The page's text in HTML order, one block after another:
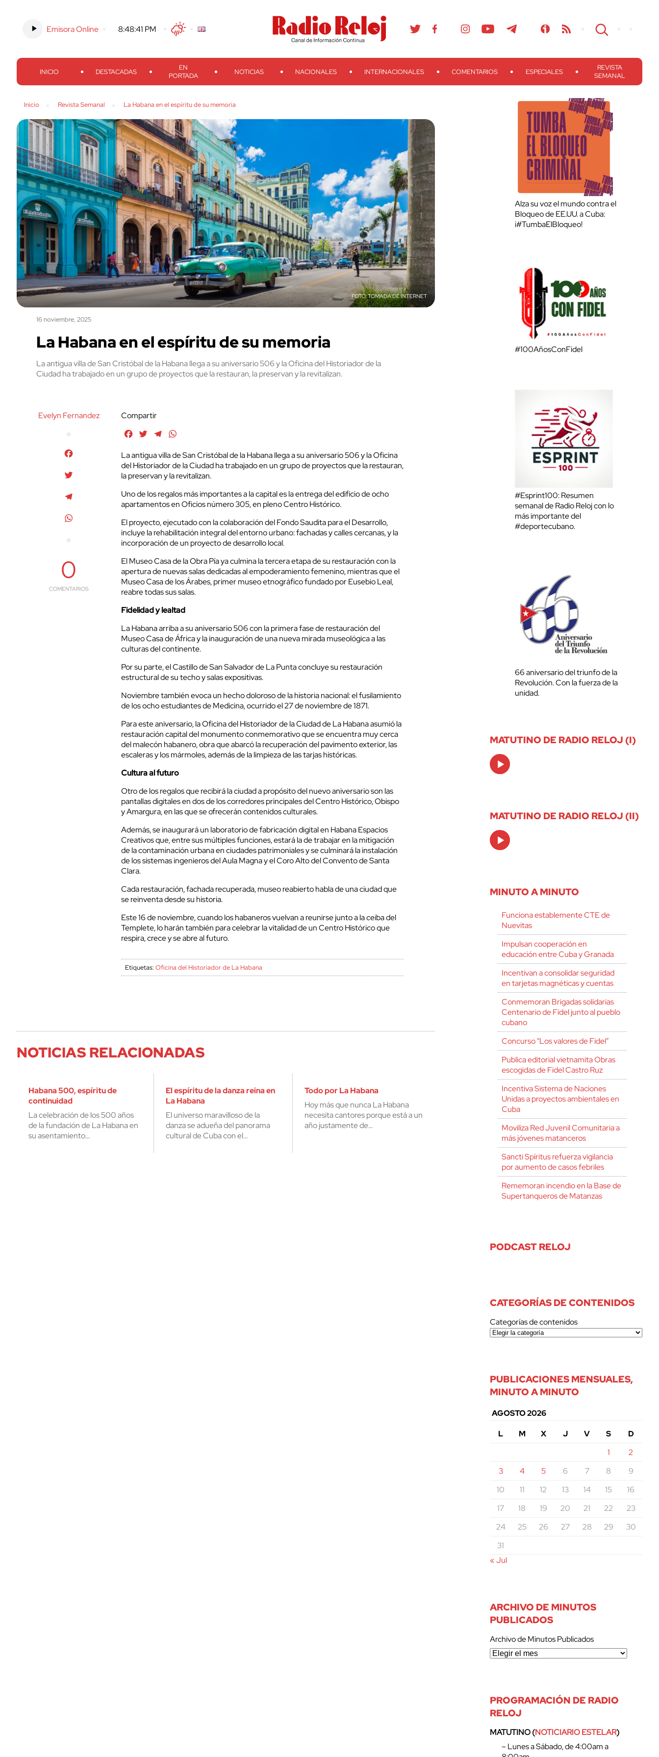
cerrar
Emisora Online 8:48:42 PM TwitterFacebook
Threads
Instagram TelegramTeveo Ivoox RSS Search
INICIO DESTACADAS
EN
PORTADA
NOTICIAS NACIONALES INTERNACIONALES COMENTARIOS ESPECIALES
REVISTA
SEMANAL
Inicio Revista Semanal La Habana en el espíritu de su memoria
TOMADA DE INTERNET
16 noviembre, 2025
La Habana en el espíritu de su memoria
La antigua villa de San Cristóbal de la Habana llega a su aniversario 506 y la Oficina del Historiador de la
Ciudad ha trabajado en un grupo de proyectos que la restauran, la preservan y la revitalizan.
Evelyn Fernandez
0
COMENTARIOS
Compartir
FacebookTwitterTelegram
La antigua villa de San Cristóbal de la Habana llega a su aniversario 506 y la Oficina
del Historiador de la Ciudad ha trabajado en un grupo de proyectos que la restauran,
la preservan y la revitalizan.
Uno de los regalos más importantes a la capital es la entrega del edificio de ocho
apartamentos en Oficios número 305, en pleno Centro Histórico.
El proyecto, ejecutado con la colaboración del Fondo Saudita para el Desarrollo,
incluye la rehabilitación integral del entorno urbano: fachadas y calles cercanas, y la
incorporación de un proyecto de desarrollo local.
El Museo Casa de la Obra Pía ya culmina la tercera etapa de su restauración con la
apertura de nuevas salas dedicadas al empoderamiento femenino, mientras que el
Museo Casa de los Árabes, primer museo etnográfico fundado por Eusebio Leal,
reabre todas sus salas.
Fidelidad y lealtad
La Habana arriba a su aniversario 506 con la primera fase de restauración del
Museo Casa de África y la inauguración de una nueva mirada museológica a las
culturas del continente.
Por su parte, el Castillo de San Salvador de La Punta concluye su restauración
estructural de su techo y salas expositivas.
Noviembre también evoca un hecho doloroso de la historia nacional: el fusilamiento
de los ocho estudiantes de Medicina, ocurrido el 27 de noviembre de 1871.
Para este aniversario, la Oficina del Historiador de la Ciudad de La Habana asumió la
restauración capital del monumento conmemorativo que se encuentra muy cerca
del malecón habanero, obra que abarcó la recuperación del pavimento exterior, las
escaleras y los mármoles, además de la limpieza de las tarjas históricas.
Cultura al futuro
Otro de los regalos que recibirá la ciudad a propósito del nuevo aniversario son las
pantallas digitales en dos de los corredores principales del Centro Histórico, Obispo
y Amargura, en las que se ofrecerán contenidos culturales.
Además, se inaugurará un laboratorio de fabricación digital en Habana Espacios
Creativos que, entre sus múltiples funciones, estará la de trabajar en la mitigación
de la contaminación urbana en ciudades patrimoniales y se culminará la instalación
de los sistemas ingenieros del Aula Magna y el Coro Alto del Convento de Santa
Clara.
Cada restauración, fachada recuperada, museo reabierto habla de una ciudad que
se reinventa desde su historia.
Este 16 de noviembre, cuando los habaneros vuelvan a reunirse junto a la ceiba del
Templete, lo harán también para celebrar la vitalidad de un Centro Histórico que
respira, crece y se abre al futuro.
Etiquetas:Oficina del Historiador de La Habana
NOTICIAS RELACIONADAS
Habana 500, espíritu de
continuidad
La celebración de los 500 años
de la fundación de La Habana en
su asentamiento…
El espíritu de la danza reina en
La Habana
El universo maravilloso de la
danza se adueña del panorama
cultural de Cuba con el…
Todo por La Habana
Hoy más que nunca La Habana
necesita cantores porque está a un
año justamente de…
Alza su voz el mundo contra el
Bloqueo de EE.UU. a Cuba:
¡#TumbaElBloqueo!
#100AñosConFidel
#Esprint100: Resumen
semanal de Radio Reloj con lo
más importante del
#deportecubano.
66 aniversario del triunfo de la
Revolución. Con la fuerza de la
unidad.
MATUTINO DE RADIO RELOJ (I)
Audio
Player
MATUTINO DE RADIO RELOJ (II)
Audio
Player
MINUTO A MINUTO
Funciona establemente CTE de
Nuevitas
Impulsan cooperación en
educación entre Cuba y Granada
Incentivan a consolidar seguridad
en tarjetas magnéticas y cuentas
Conmemoran Brigadas solidarias
Centenario de Fidel junto al pueblo
cubano
Concurso “Los valores de Fidel”
Publica editorial vietnamita Obras
escogidas de Fidel Castro Ruz
Incentiva Sistema de Naciones
Unidas a proyectos ambientales en
Cuba
Moviliza Red Juvenil Comunitaria a
más jóvenes matanceros
Sancti Spíritus refuerza vigilancia
por aumento de casos febriles
Rememoran incendio en la Base de
Supertanqueros de Matanzas
PODCAST RELOJ
CATEGORÍAS DE CONTENIDOS
Categorías de contenidos
PUBLICACIONES MENSUALES,
MINUTO A MINUTO
AGOSTO 2026
L
M X J V S
D
1
2
3
4 5 6 7 8
9
10
11 12 13 14 15
16
17
18 19 20 21 22
23
24
25 26 27 28 29
30
31
« Jul
ARCHIVO DE MINUTOS
PUBLICADOS
Archivo de Minutos Publicados
PROGRAMACIÓN DE RADIO
RELOJ
MATUTINO (NOTICIARIO ESTELAR)
– Lunes a Sábado, de 4:00am a